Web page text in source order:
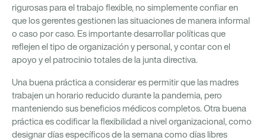
rigurosas para el trabajo flexible, no simplemente confiar en
que los gerentes gestionen las situaciones de manera informal
o caso por caso. Es importante desarrollar políticas que
reflejen el tipo de organización y personal, y contar con el
apoyo y el patrocinio totales de la junta directiva.
Una buena práctica a considerar es permitir que las madres
trabajen un horario reducido durante la pandemia, pero
manteniendo sus beneficios médicos completos. Otra buena
práctica es codificar la flexibilidad a nivel organizacional, como
designar días específicos de la semana como días libres